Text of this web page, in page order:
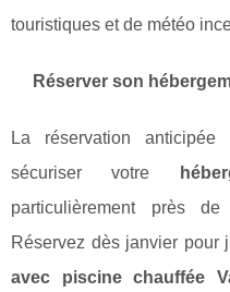
touristiques et de météo
Réserver son
La réservation anticipée
sécuriser votre
particulièrement près
Réservez dès janvier pour
avec piscine chauffée